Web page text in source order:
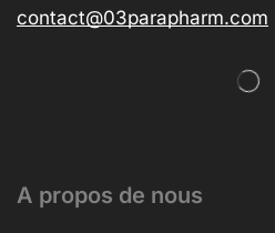
contact@03parapharm.com
A propos de nous